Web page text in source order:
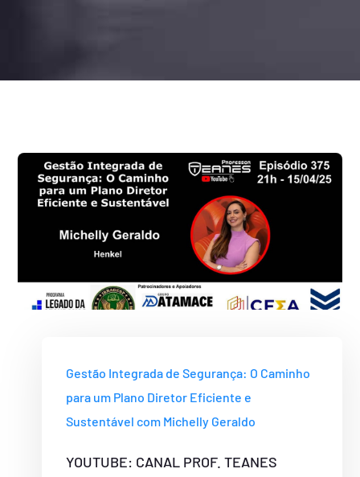
Gestão Integrada de Segurança: O Caminho
para um Plano Diretor Eficiente e
Sustentável com Michelly Geraldo
YOUTUBE: CANAL PROF. TEANES